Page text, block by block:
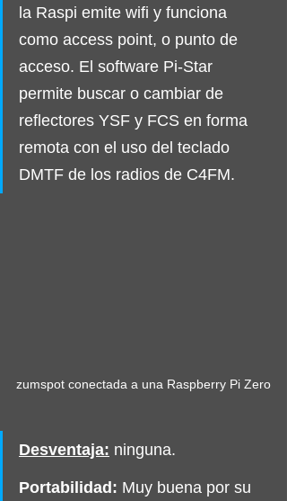
la Raspi emite wifi y funciona
como access point, o punto de
acceso. El software Pi-Star
permite buscar o cambiar de
reflectores YSF y FCS en forma
remota con el uso del teclado
DMTF de los radios de C4FM.
zumspot conectada a una Raspberry Pi Zero
Desventaja: ninguna.
Portabilidad: Muy buena por su